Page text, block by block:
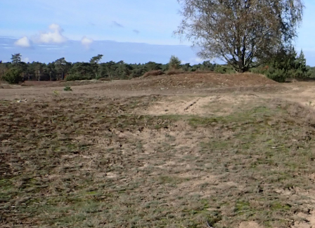
VERENIGING
STALPRAET
GESCHIEDENIS
LINKS